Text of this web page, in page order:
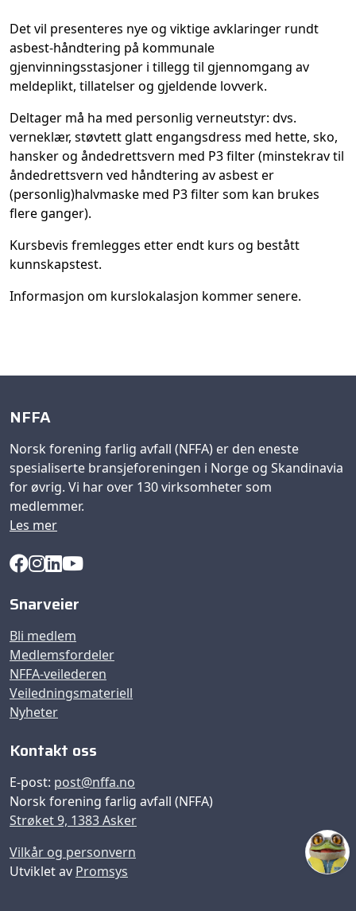
Det vil presenteres nye og viktige avklaringer rundt
asbest-håndtering på kommunale
gjenvinningsstasjoner i tillegg til gjennomgang av
meldeplikt, tillatelser og gjeldende lovverk.
Deltager må ha med personlig verneutstyr: dvs.
verneklær, støvtett glatt engangsdress med hette, sko,
hansker og åndedrettsvern med P3 filter (minstekrav til
åndedrettsvern ved håndtering av asbest er
(personlig)halvmaske med P3 filter som kan brukes
flere ganger).
Kursbevis fremlegges etter endt kurs og bestått
kunnskapstest.
Informasjon om kurslokalasjon kommer senere.
NFFA
Norsk forening farlig avfall (NFFA) er den eneste
spesialiserte bransjeforeningen i Norge og Skandinavia
for øvrig. Vi har over 130 virksomheter som
medlemmer.
Les mer
Snarveier
Bli medlem
Medlemsfordeler
NFFA-veilederen
Veiledningsmateriell
Nyheter
Kontakt oss
E-post: post@nffa.no
Norsk forening farlig avfall (NFFA)
Strøket 9, 1383 Asker
Vilkår og personvern
Utviklet av Promsys